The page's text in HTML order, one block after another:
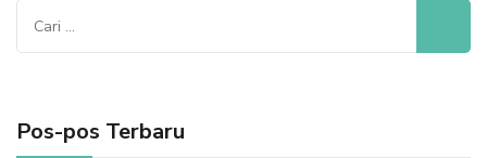
Cari
untuk:
Pos-pos Terbaru